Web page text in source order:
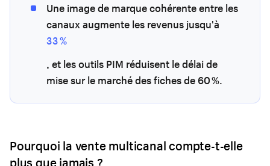
Une image de marque cohérente entre les
canaux augmente les revenus jusqu'à
33 %
, et les outils PIM réduisent le délai de
mise sur le marché des fiches de 60 %.
Pourquoi la vente multicanal compte-t-elle
plus que jamais ?